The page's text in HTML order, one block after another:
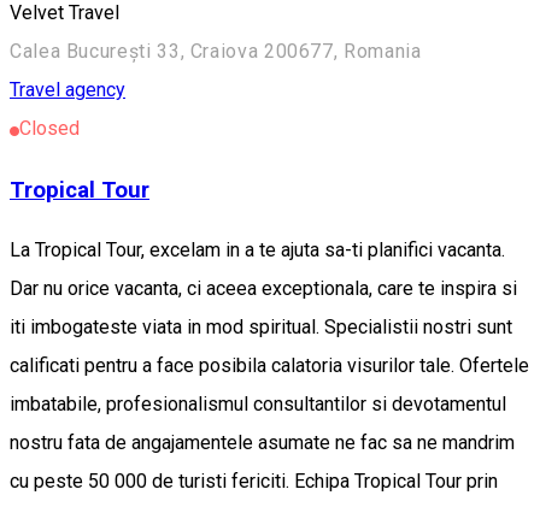
Velvet Travel
Calea București 33, Craiova 200677, Romania
Travel agency
Closed
Tropical Tour
La Tropical Tour, excelam in a te ajuta sa-ti planifici vacanta.
Dar nu orice vacanta, ci aceea exceptionala, care te inspira si
iti imbogateste viata in mod spiritual. Specialistii nostri sunt
calificati pentru a face posibila calatoria visurilor tale. Ofertele
imbatabile, profesionalismul consultantilor si devotamentul
nostru fata de angajamentele asumate ne fac sa ne mandrim
cu peste 50 000 de turisti fericiti. Echipa Tropical Tour prin